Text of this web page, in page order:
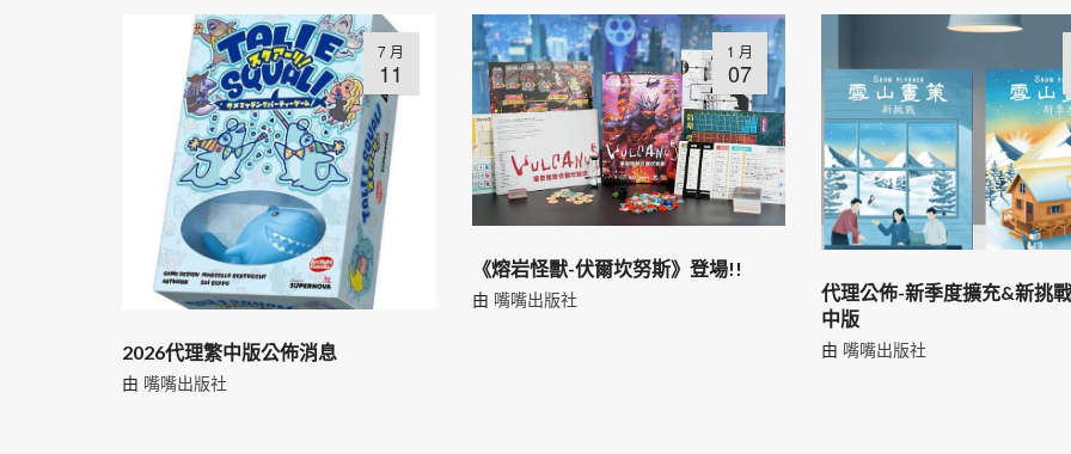
7 月
11
2026代理繁中版公佈消息
由 嘴嘴出版社
1 月
07
《熔岩怪獸-伏爾坎努斯》登場!!
由 嘴嘴出版社
代理公佈-新季度擴充&新挑
中版
由 嘴嘴出版社